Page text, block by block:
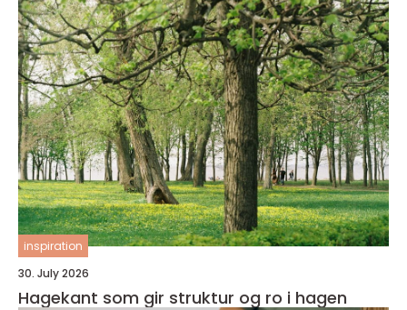
inspiration
30. July 2026
Hagekant som gir struktur og ro i hagen